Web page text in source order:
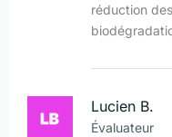
réduction
Lucien B.
Évaluateur